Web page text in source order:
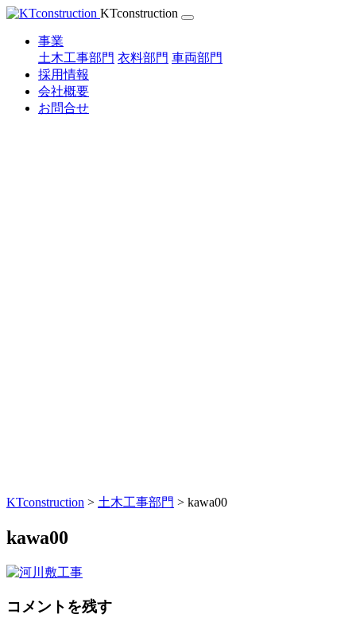
Skip
content
KTconstruction
事業
土木工事部門 衣料部門 車両部門
採用情報
会社概要
お問合せ
KTconstruction > 土木工事部門 > kawa00
kawa00
コメントを残す